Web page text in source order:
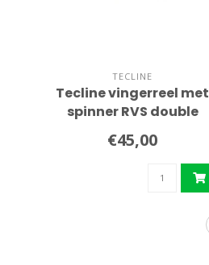
TECLINE
Tecline vingerreel met
spinner RVS double
ender
€45,00